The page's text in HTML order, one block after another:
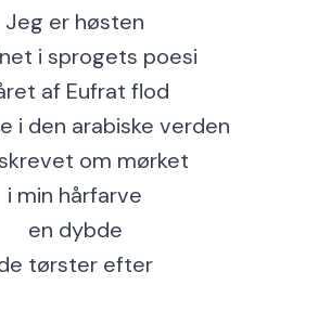
Jeg er høsten
i sprogets poesi
af Eufrat flod
i den arabiske verden
om mørket
i min hårfarve
en dybde
tørster efter